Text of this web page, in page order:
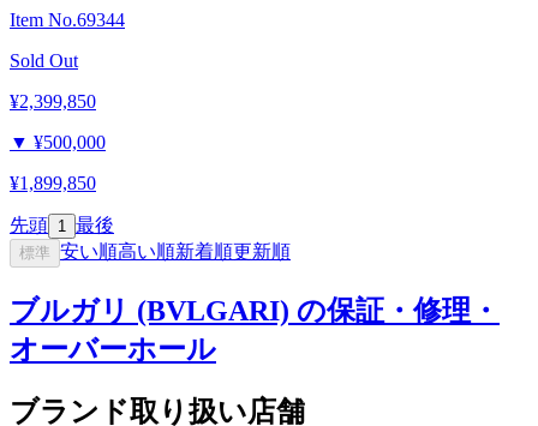
Item No.69344
Sold Out
¥2,399,850
▼ ¥500,000
¥1,899,850
先頭 1 最後
標準 安い順高い順新着順更新順
ブルガリ (BVLGARI) の保証・修理・
オーバーホール
ブランド取り扱い店舗